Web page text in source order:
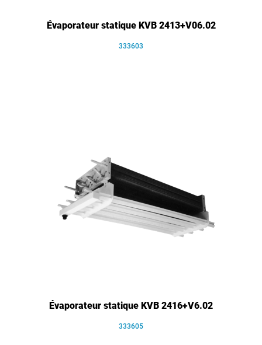
Évaporateur statique KVB 2413+V06.02
333603
Évaporateur statique KVB 2416+V6.02
333605